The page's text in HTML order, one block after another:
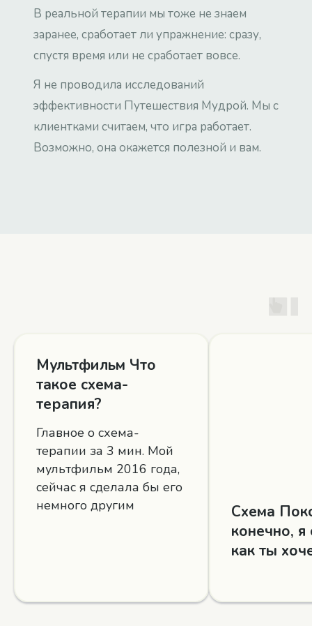
В реальной терапии мы тоже не знаем
заранее, сработает ли упражнение: сразу,
спустя время или не сработает вовсе.
Я не проводила исследований
эффективности Путешествия Мудрой. Мы с
клиентками считаем, что игра работает.
Возможно, она окажется полезной и вам.
Мультфильм Что
такое схема-
терапия?
Главное о схема-
терапии за 3 мин. Мой
мультфильм 2016 года,
сейчас я сделала бы его
немного другим
Схема
конечно,
как ты